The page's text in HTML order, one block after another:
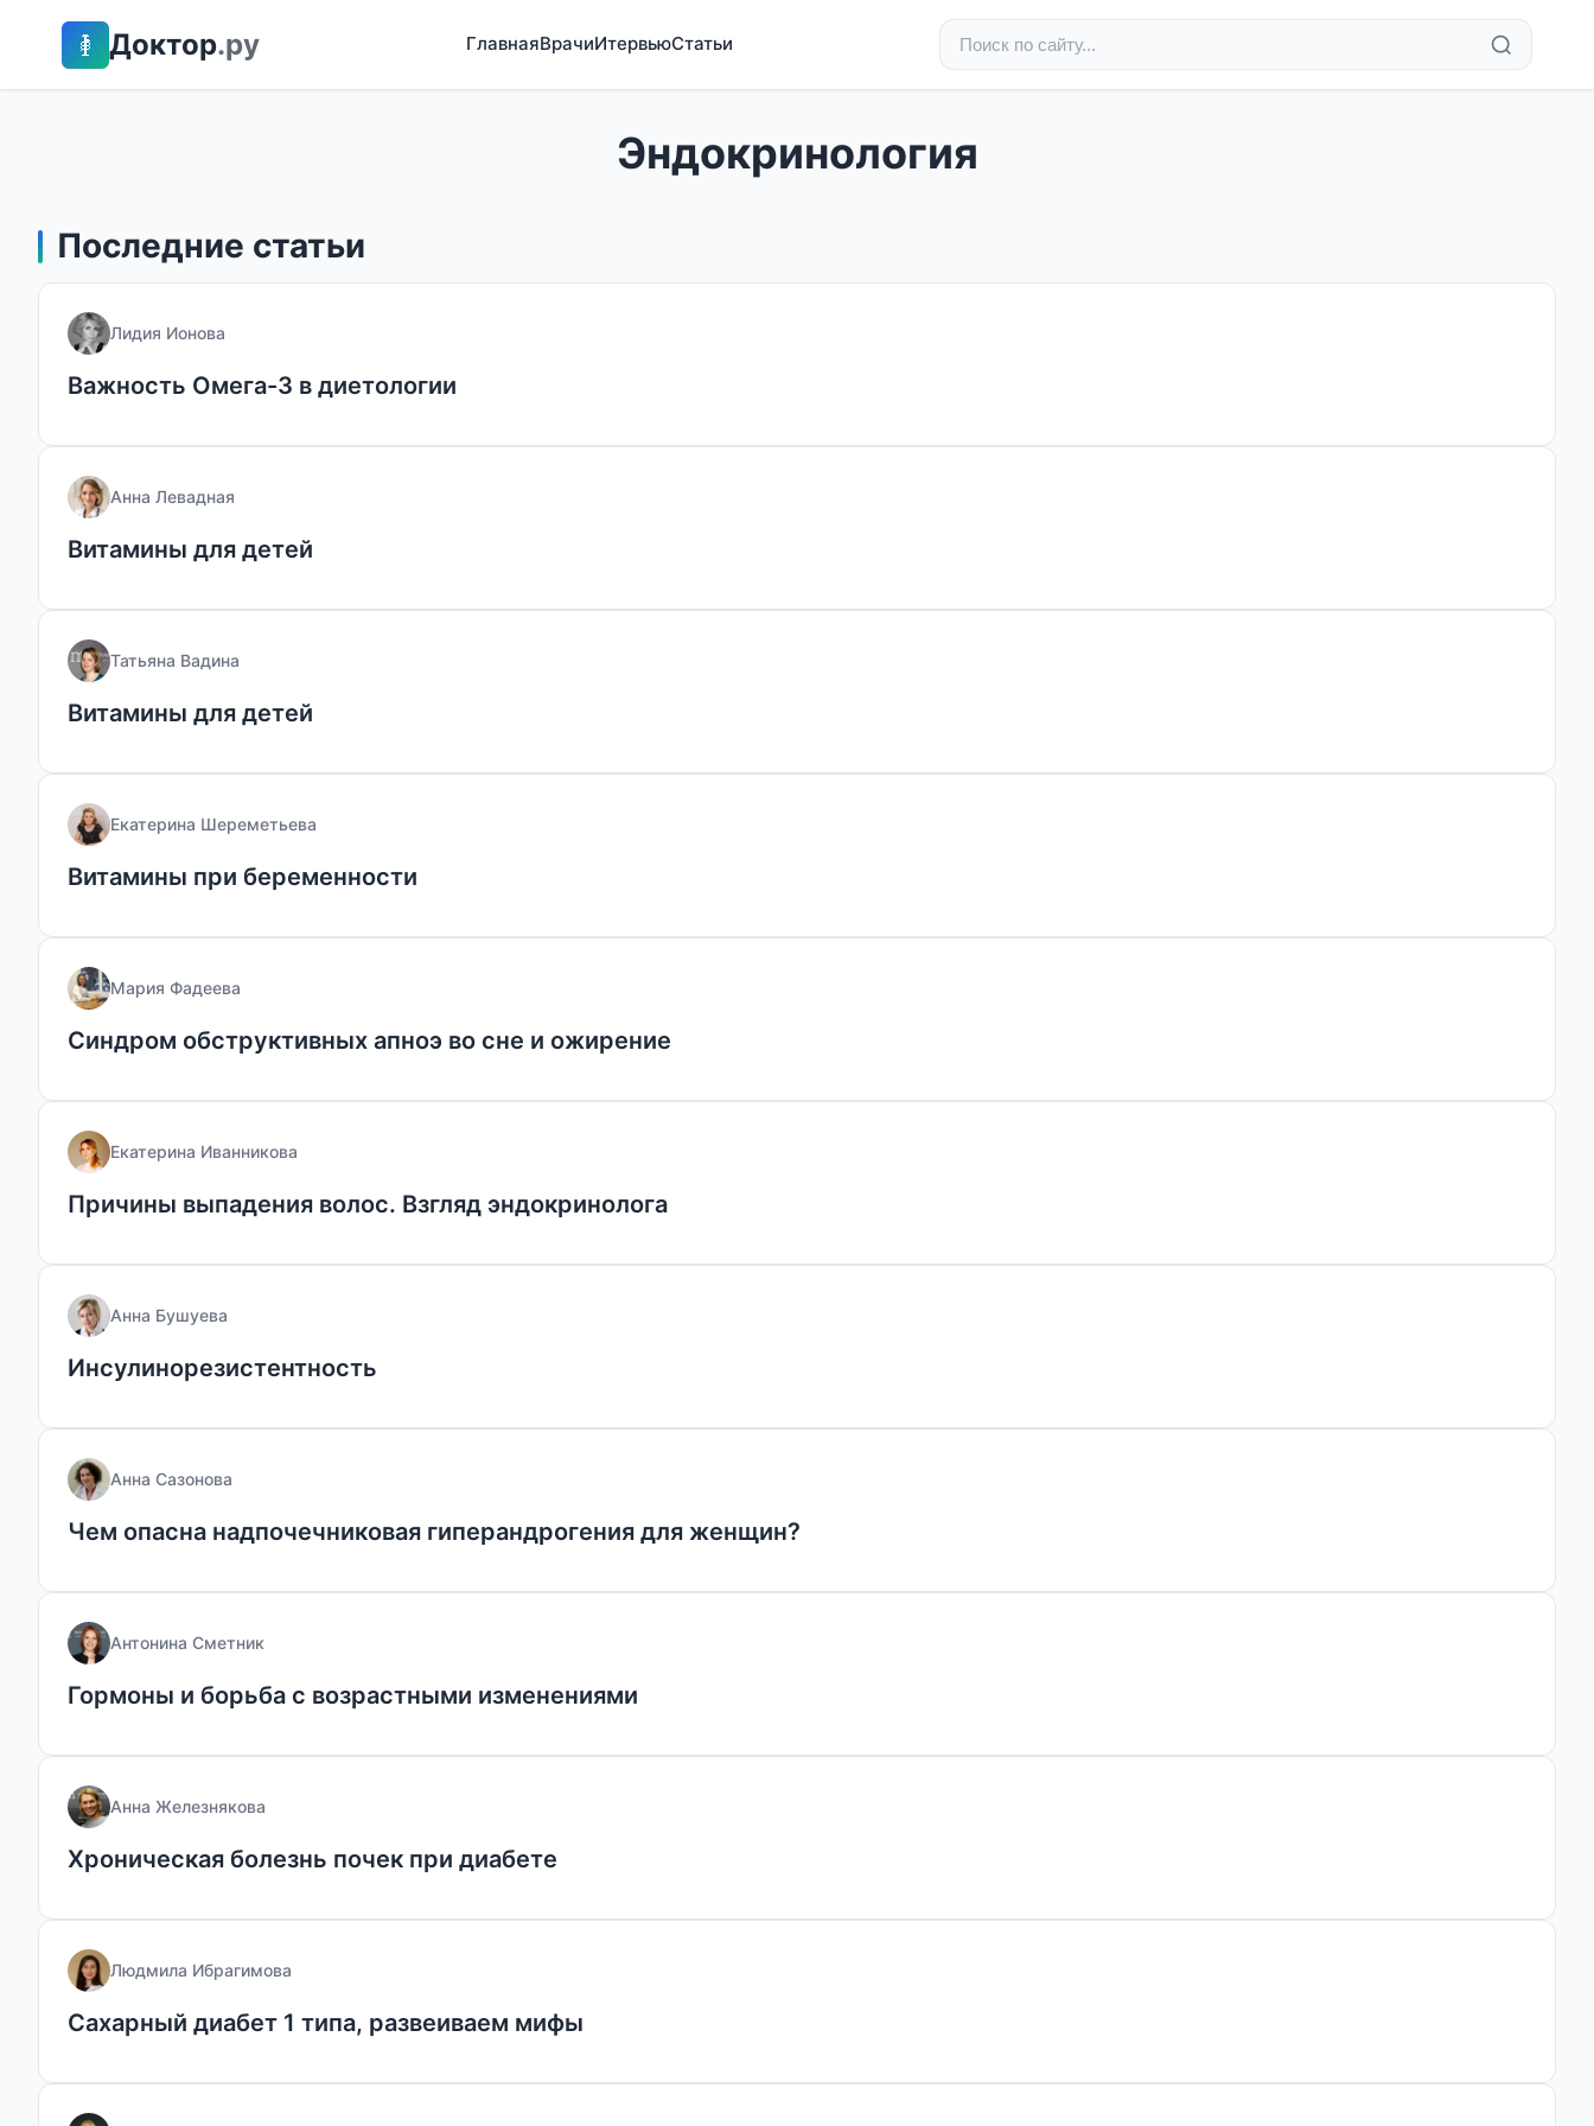
Доктор.ру ГлавнаяВрачиИтервьюСтатьи
Эндокринология
Последние статьи
Лидия Ионова
Важность Омега-3 в диетологии
Анна Левадная
Витамины для детей
Татьяна Вадина
Витамины для детей
Екатерина Шереметьева
Витамины при беременности
Мария Фадеева
Синдром обструктивных апноэ во сне и ожирение
Екатерина Иванникова
Причины выпадения волос. Взгляд эндокринолога
Анна Бушуева
Инсулинорезистентность
Анна Сазонова
Чем опасна надпочечниковая гиперандрогения для женщин?
Антонина Сметник
Гормоны и борьба с возрастными изменениями
Анна Железнякова
Хроническая болезнь почек при диабете
Людмила Ибрагимова
Сахарный диабет 1 типа, развеиваем мифы